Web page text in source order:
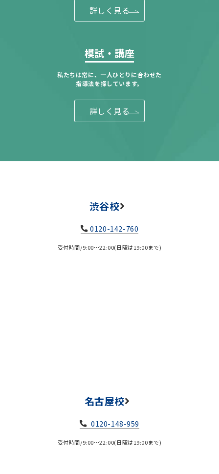
詳しく見る
模試・講座
私たちは常に、一人ひとりに合わせた
指導法を探しています。
詳しく見る
渋谷校
0120-142-760
受付時間/9:00～22:00(日曜は19:00まで)
名古屋校
0120-148-959
受付時間/9:00～22:00(日曜は19:00まで)